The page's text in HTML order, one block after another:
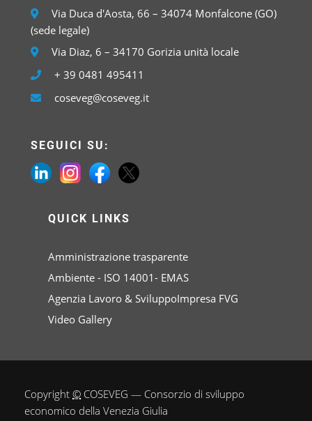
Via Duca d'Aosta, 66 – 34074 Monfalcone (GO)
(sede legale)
Via Diaz, 6 – 34170 Gorizia unità locale
+ 39 0481 495411
coseveg@coseveg.it
SEGUICI SU:
QUICK LINKS
Amministrazione trasparente
Ambiente - ISO 14001- EMAS
Agenzia Lavoro & SviluppoImpresa FVG
Video Gallery
Copyright © COSEVEG — Consorzio di sviluppo
economico della Venezia Giulia